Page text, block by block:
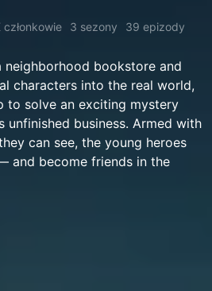
członkowie 3 sezony 39 epizody
neighborhood bookstore and
characters into the real world,
to solve an exciting mystery
unfinished business. Armed with
can see, the young heroes
and become friends in the